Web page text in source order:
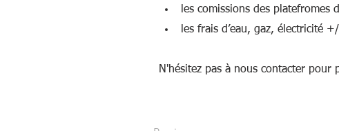
les comissions des
les frais d’eau, gaz, électricité
N'hésitez pas à nous contacter pour